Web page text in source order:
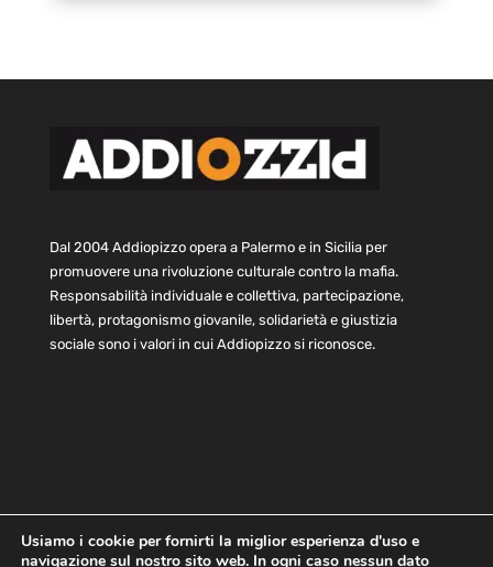
Dal 2004 Addiopizzo opera a Palermo e in Sicilia per
promuovere una rivoluzione culturale contro la mafia.
Responsabilità individuale e collettiva, partecipazione,
libertà, protagonismo giovanile, solidarietà e giustizia
sociale sono i valori in cui Addiopizzo si riconosce.
Usiamo i cookie per fornirti la miglior esperienza d'uso e
navigazione sul nostro sito web. In ogni caso nessun dato